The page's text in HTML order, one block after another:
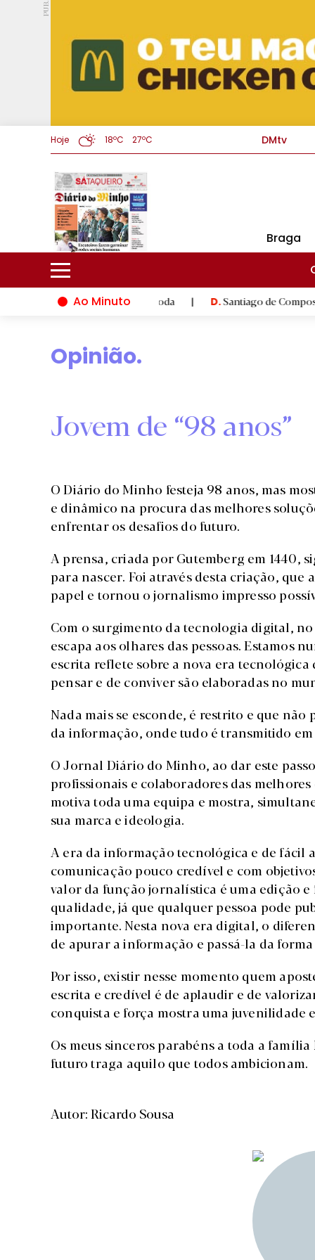
PUB.
Hoje 18ºC 27ºC DMtv
Braga
Ao Minuto
do mundo da moda D.Santiago de Compostela
Opinião.
Jovem de “98 anos”
O Diário do Minho festeja 98 anos, mas
e dinâmico na procura das melhores
enfrentar os desafios do futuro.
A prensa, criada por Gutemberg em 1440,
para nascer. Foi através desta criação,
papel e tornou o jornalismo impresso
Com o surgimento da tecnologia digital,
escapa aos olhares das pessoas. Estamos
escrita reflete sobre a nova era
pensar e de conviver são elaboradas no
Nada mais se esconde, é restrito e que
da informação, onde tudo é transmitido
O Jornal Diário do Minho, ao dar este
profissionais e colaboradores das
motiva toda uma equipa e mostra,
sua marca e ideologia.
A era da informação tecnológica e de fácil
comunicação pouco credível e com
valor da função jornalística é uma edição
qualidade, já que qualquer pessoa pode
importante. Nesta nova era digital, o
de apurar a informação e passá-la da
Por isso, existir nesse momento quem
escrita e credível é de aplaudir e de
conquista e força mostra uma juvenilidade
Os meus sinceros parabéns a toda a
futuro traga aquilo que todos ambicionam.
Autor: Ricardo Sousa